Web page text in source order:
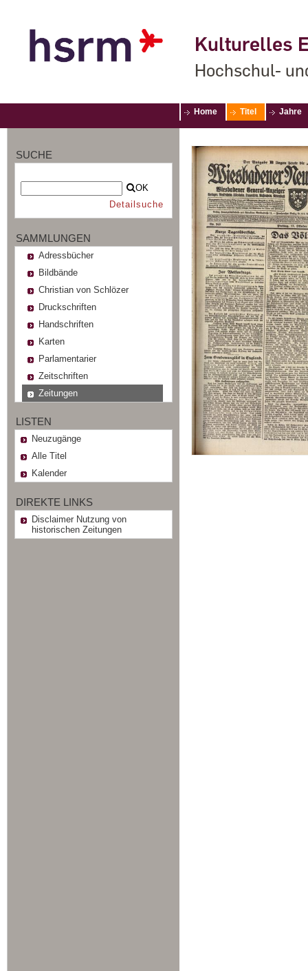
Kulturelles
Hochschul-
Home Titel Jahre
SUCHE
OK
Detailsuche
SAMMLUNGEN
Adressbücher
Bildbände
Christian von Schlözer
Druckschriften
Handschriften
Karten
Parlamentarier
Zeitschriften
Zeitungen
LISTEN
Neuzugänge
Alle Titel
Kalender
DIREKTE LINKS
Disclaimer Nutzung von
historischen Zeitungen